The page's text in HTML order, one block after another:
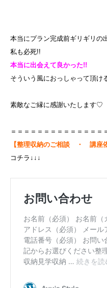
本当にプラン完成前ギリギリの
私も必死!!
本当に出会えて良かった!!
そういう風におっしゃって頂
素敵なご縁に感謝いたします♡
＝＝＝＝＝＝＝＝＝＝＝＝＝＝
【整理収納のご相談 ・ 講座
コチラ↓↓↓